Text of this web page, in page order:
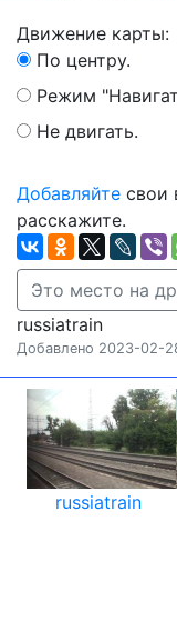
Движение карты:
По центру.
Режим
Не двигать.
Добавляйте свои
расскажите.
Это место на
russiatrain
Добавлено 2023-02-
russiatrain